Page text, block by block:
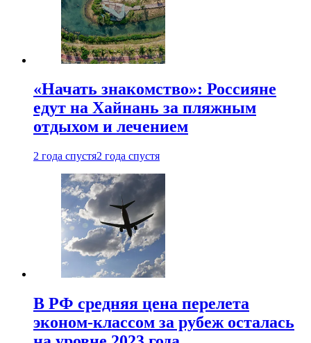
«Начать знакомство»: Россияне
едут на Хайнань за пляжным
отдыхом и лечением
2 года спустя2 года спустя
В РФ средняя цена перелета
эконом-классом за рубеж осталась